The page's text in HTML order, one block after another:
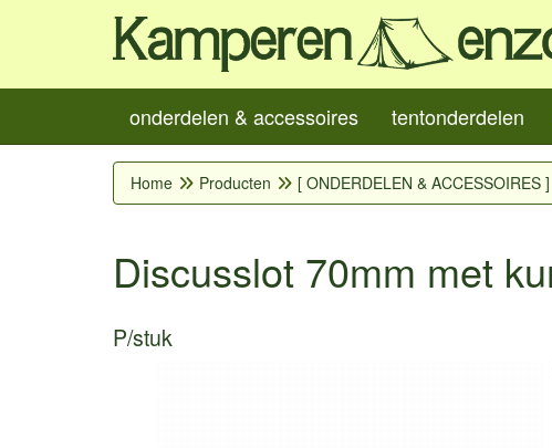
onderdelen & accessoires tentonderdelen
Home Producten [ ONDERDELEN & ACCESSOIRES ]
Discusslot 70mm met
P/stuk